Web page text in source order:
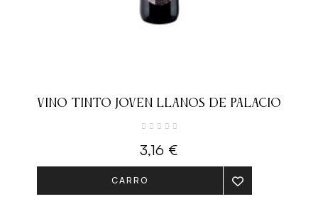
VINO TINTO JOVEN LLANOS DE PALACIO
3,16 €
CARRO